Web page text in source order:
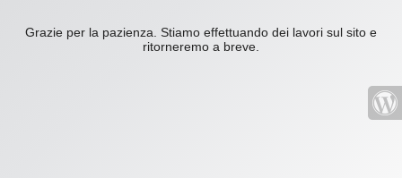
Grazie per la pazienza. Stiamo effettuando dei lavori sul sito e
ritorneremo a breve.